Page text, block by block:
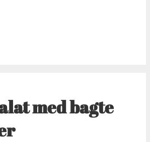
med bagte